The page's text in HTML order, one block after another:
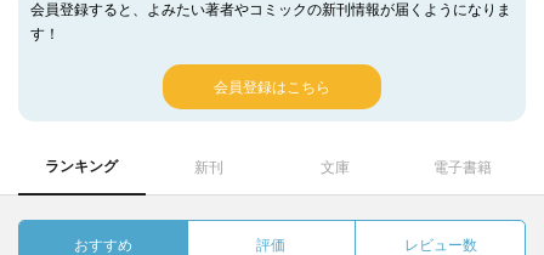
会員登録すると、よみたい著者やコミックの新刊情報が届くようになりま
す！
会員登録はこちら
ランキング 新刊 文庫 電子書籍
おすすめ 評価 レビュー数